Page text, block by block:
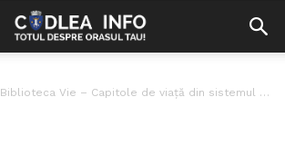
Biblioteca Vie – Capitole de viață din sistemul penitenciar